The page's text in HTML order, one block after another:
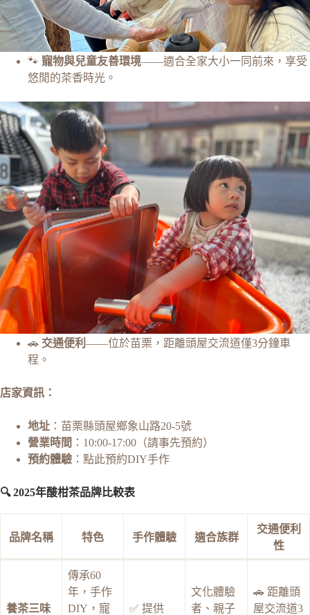
🐾 寵物與兒童友善環境——適合全家大小一同前來，享受
悠閒的茶香時光。
🚗 交通便利 ——位於苗栗，距離頭屋交流道僅3分鐘車
程。
店家資訊：
地址 ：苗栗縣頭屋鄉象山路20-5號
營業時間 ：10:00-17:00（請事先預約）
預約體驗 ： 點此預約DIY手作
🔍 2025年酸柑茶品牌比較表
品牌名稱 特色 手作體驗 適合族群
交通便利
性
養茶三味
傳承60
年，手作
DIY，寵
✅ 提供
文化體驗
者、親子
🚗 距離頭
屋交流道3